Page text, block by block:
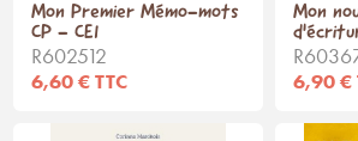
Mon Premier Mémo-mots
CP - CE1
R602512
6,60 € TTC
Mon
6,90 €